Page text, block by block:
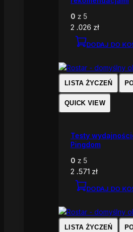
0 z 5
2 .026 zł
DODAJ DO
LISTA ŻYCZEŃ
QUICK VIEW
Testy
Pingdom
0 z 5
2 .571 zł
DODAJ DO
LISTA ŻYCZEŃ